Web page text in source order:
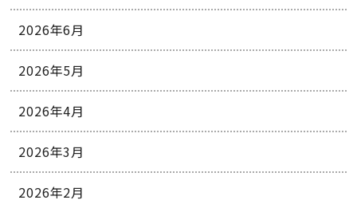
2026年6月
2026年5月
2026年4月
2026年3月
2026年2月